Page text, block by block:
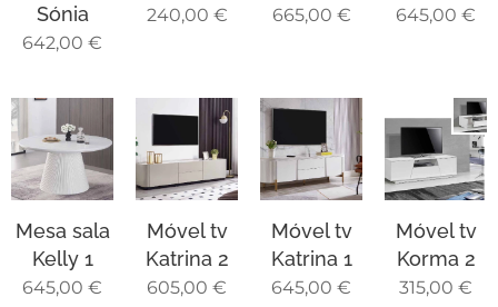
Sónia
642,00 €
240,00 € 665,00 € 645,00 €
Mesa sala
Kelly 1
645,00 €
Móvel tv
Katrina 2
605,00 €
Móvel tv
Katrina 1
645,00 €
Móvel tv
Korma 2
315,00 €